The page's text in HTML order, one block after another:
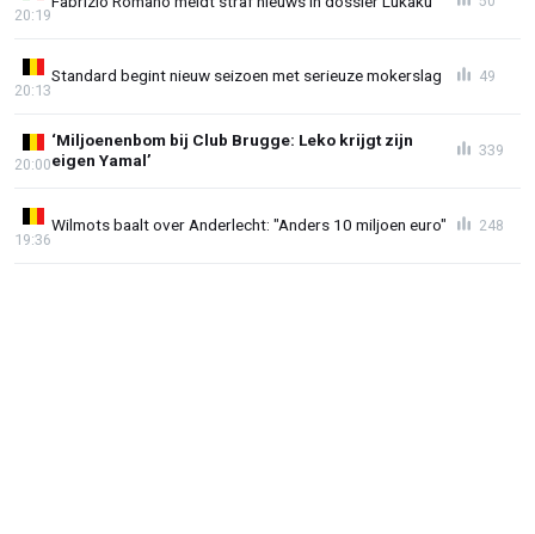
20:19
Standard begint nieuw seizoen met serieuze mokerslag
20:13
49
‘Miljoenenbom bij Club Brugge: Leko krijgt zijn
eigen Yamal’
20:00
339
Wilmots baalt over Anderlecht: "Anders 10 miljoen euro"
19:36
248